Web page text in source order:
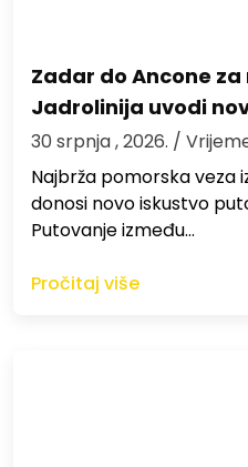
Zadar do Ancone
Jadrolinija uvodi
30 srpnja , 2026. /
Najbrža pomorska veza
donosi novo iskustvo
Putovanje između…
Pročitaj više